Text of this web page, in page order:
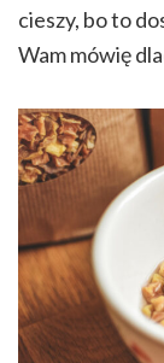
cieszy, bo to
Wam mówię